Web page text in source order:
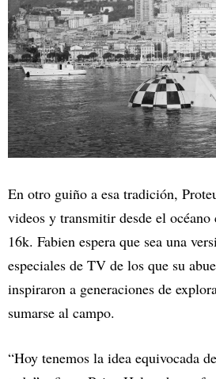
En otro guiño a esa tradición,
videos y transmitir desde el
16k. Fabien espera que sea una
especiales de TV de los que su
inspiraron a generaciones de
sumarse al campo.
“Hoy tenemos la idea equivocada